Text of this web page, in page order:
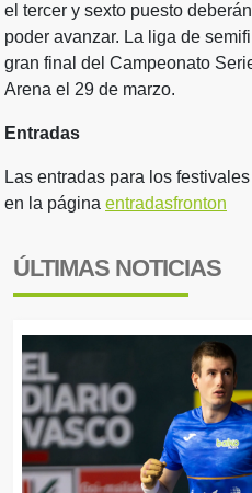
el tercer y sexto puesto
poder avanzar. La liga de
gran final del Campeonato
Arena el 29 de marzo.
Entradas
Las entradas para los
en la página entradasfronton
ÚLTIMAS NOTICIAS